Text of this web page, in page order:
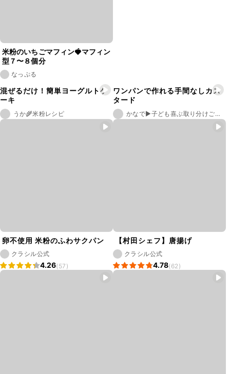
米粉のいちごマフィン🍓マフィン
型７〜８個分
なっぷる
混ぜるだけ！簡単ヨーグルトケ
ーキ
うか🌾米粉レシピ
ワンパンで作れる手間なしカス
タード
かなで▶︎子ども喜ぶ取り分けごはん
卵不使用 米粉のふわサクパン
クラシル公式
4.26(57)
【村田シェフ】唐揚げ
クラシル公式
4.78(62)